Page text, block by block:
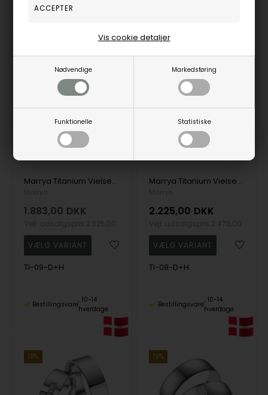
Nødvendige Markedsføring
Funktionelle Statistiske
Vis cookie detaljer
19%
Marrya Titanium Vielsesringe med 1 stk Zirkonia
1.883,00 DKK
TI-09-D+H
Bestillingsvare
10-14
hverdage
Marrya Titanium Vielsesringe med 6 stk Zirkonia
2.225,00 DKK
TI-08-D+H
Bestillingsvare
10-14
hverdage
19% 19%